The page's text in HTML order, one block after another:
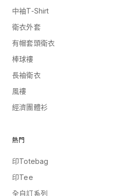
中袖T-Shirt
衛衣外套
有帽套頭衛衣
棒球褸
長袖衛衣
風褸
經濟團體衫
熱門
印Totebag
印Tee
全自訂系列